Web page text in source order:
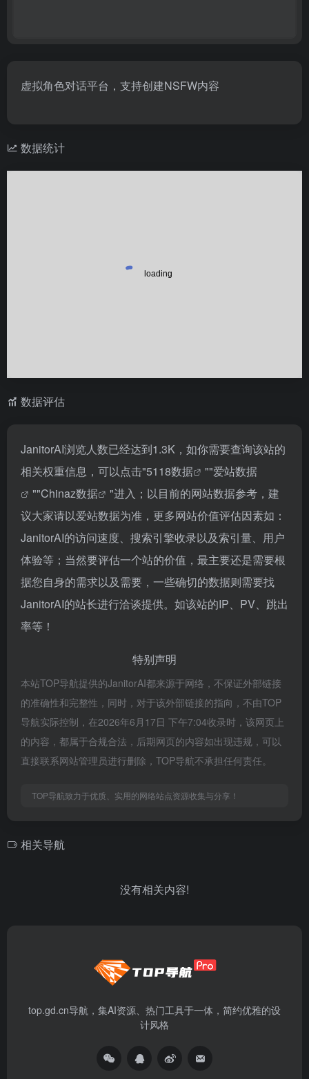
虚拟角色对话平台，支持创建NSFW内容
数据统计
数据评估
JanitorAI浏览人数已经达到1.3K，如你需要查询该站的
相关权重信息，可以点击"5118数据 ""爱站数据
""Chinaz数据
"进入；以目前的网站数据参考，建
议大家请以爱站数据为准，更多网站价值评估因素如：
JanitorAI的访问速度、搜索引擎收录以及索引量、用户
体验等；当然要评估一个站的价值，最主要还是需要根
据您自身的需求以及需要，一些确切的数据则需要找
JanitorAI的站长进行洽谈提供。如该站的IP、PV、跳出
率等！
特别声明
本站TOP导航提供的JanitorAI都来源于网络，不保证外部链接
的准确性和完整性，同时，对于该外部链接的指向，不由TOP
导航实际控制，在2026年6月17日 下午7:04收录时，该网页上
的内容，都属于合规合法，后期网页的内容如出现违规，可以
直接联系网站管理员进行删除，TOP导航不承担任何责任。
TOP导航致力于优质、实用的网络站点资源收集与分享！
相关导航
没有相关内容!
top.gd.cn导航，集AI资源、热门工具于一体，简约优雅的设
计风格